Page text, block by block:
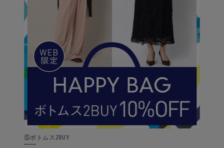
⑤ボトムス2BUY